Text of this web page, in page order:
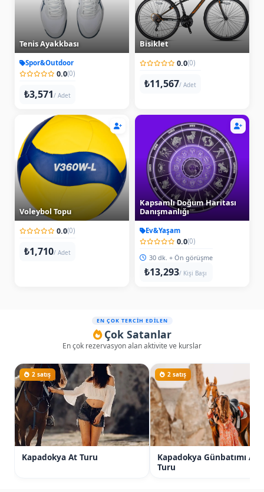
Tenis Ayakkbası
Spor&Outdoor
0.0(0)
₺3,571/ Adet
Bisiklet
0.0(0)
₺11,567/ Adet
Voleybol Topu
0.0(0)
₺1,710/ Adet
Kapsamlı Doğum Haritası
Danışmanlığı
Ev&Yaşam
0.0(0)
30 dk. + Ön görüşme
₺13,293/ Kişi Başı
EN ÇOK TERCİH EDİLEN
Çok Satanlar
En çok rezervasyon alan aktivite ve kurslar
2 satış
Kapadokya At Turu
2 satış
Kapadokya Günbatımı At
Turu